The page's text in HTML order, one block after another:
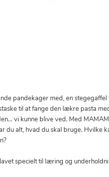
pandekager med, en stegegaffel
til at fange den lækre pasta
vi kunne blive ved. Med
du alt, hvad du skal bruge. Hvilke
specielt til læring og